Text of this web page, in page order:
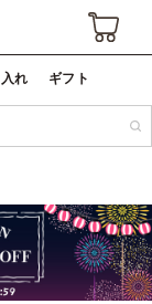
れ ギフト